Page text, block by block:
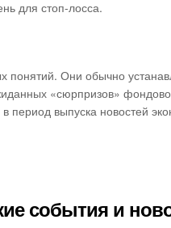
для стоп-лосса.
понятий. Они обычно
«сюрпризов»
выпуска новостей
события и